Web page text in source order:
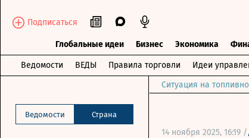
Подписаться
Глобальные идеи Бизнес Экономика
Ведомости ВЕДЫ Правила торговли Идеи
Ведомости Страна
Ситуация на
14 ноября 2025, 16:19 /